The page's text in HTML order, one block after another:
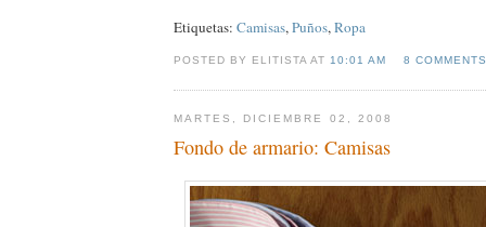
Etiquetas: Camisas,Puños,Ropa
POSTED BY ELITISTA AT10:01 AM 8 COMMENTS
MARTES, DICIEMBRE 02, 2008
Fondo de armario: Camisas